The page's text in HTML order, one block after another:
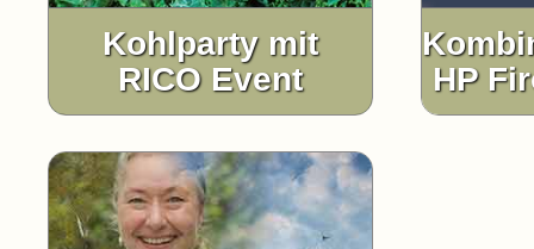
Kohlparty mit
RICO Event
HP